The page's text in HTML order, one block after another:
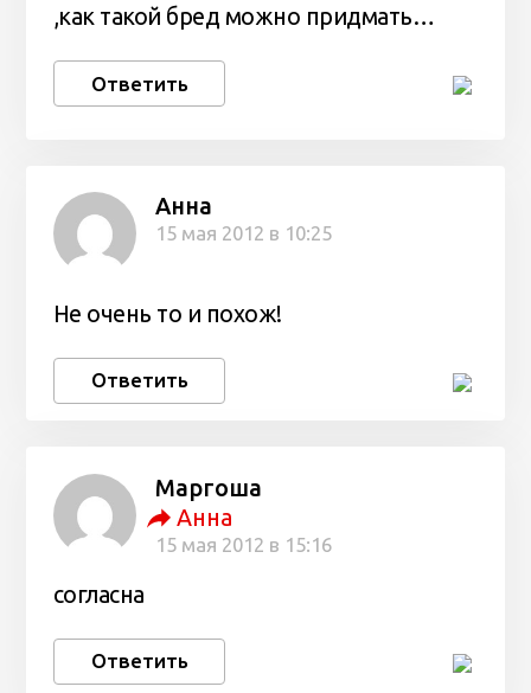
,как такой бред можно придмать…
Ответить
Анна
15 мая 2012 в 10:25
Не очень то и похож!
Ответить
Маргоша
Анна
15 мая 2012 в 15:16
согласна
Ответить